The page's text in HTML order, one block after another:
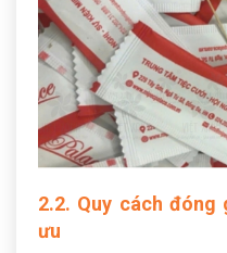
2.2. Quy cách
ưu